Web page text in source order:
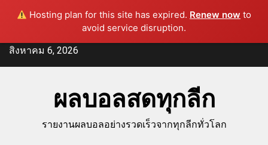
Hosting plan for this site has expired. Renew now to
avoid service disruption.
Skipสิงหาคม 6, 2026
ผลบอลสดทุกลีก
รายงานผลบอลอย่างรวดเร็วจากทุกลีกทั่วโลก